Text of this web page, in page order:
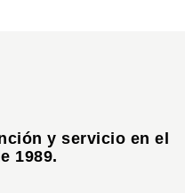
y servicio en el
1989.